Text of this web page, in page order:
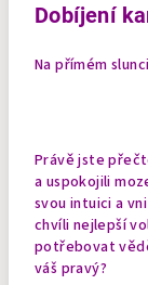
Dobíjení
Na přímém
Právě jste
a uspokojili
svou intuici a
chvíli nejlepší
potřebovat
váš pravý?